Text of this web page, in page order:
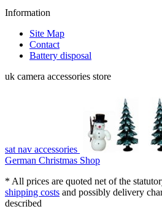
Information
Site Map
Contact
Battery disposal
uk camera accessories store
sat nav accessories
German Christmas Shop
* All prices are quoted net of the
shipping costs and possibly delivery
described